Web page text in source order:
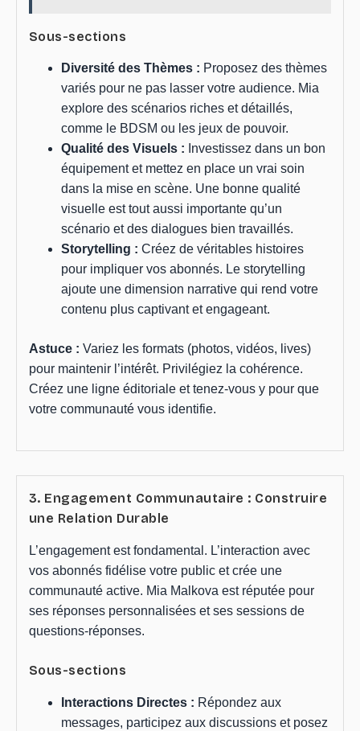
Sous-sections
Diversité des Thèmes : Proposez des thèmes
variés pour ne pas lasser votre audience. Mia
explore des scénarios riches et détaillés,
comme le BDSM ou les jeux de pouvoir.
Qualité des Visuels : Investissez dans un bon
équipement et mettez en place un vrai soin
dans la mise en scène. Une bonne qualité
visuelle est tout aussi importante qu’un
scénario et des dialogues bien travaillés.
Storytelling : Créez de véritables histoires
pour impliquer vos abonnés. Le storytelling
ajoute une dimension narrative qui rend votre
contenu plus captivant et engageant.
Astuce : Variez les formats (photos, vidéos, lives)
pour maintenir l’intérêt. Privilégiez la cohérence.
Créez une ligne éditoriale et tenez-vous y pour que
votre communauté vous identifie.
3. Engagement Communautaire : Construire
une Relation Durable
L’engagement est fondamental. L’interaction avec
vos abonnés fidélise votre public et crée une
communauté active. Mia Malkova est réputée pour
ses réponses personnalisées et ses sessions de
questions-réponses.
Sous-sections
Interactions Directes : Répondez aux
messages, participez aux discussions et posez